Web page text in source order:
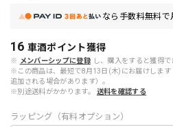
なら 手数料無料で
16 車酒ポイント獲得
※ メンバーシップに登録 し、購入をすると獲得で
※この商品は、最短で8月13日(木)にお届けします
追加される場合があります）。
※別途送料がかかります。
送料を確認する
ラッピング（有料オプション）